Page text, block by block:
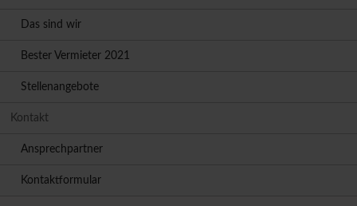
Das sind wir
Bester Vermieter 2021
Stellenangebote
Kontakt
Ansprechpartner
Kontaktformular